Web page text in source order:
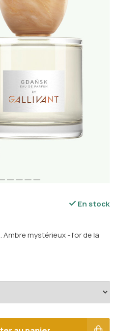
En stock
mystérieux - l'or de la